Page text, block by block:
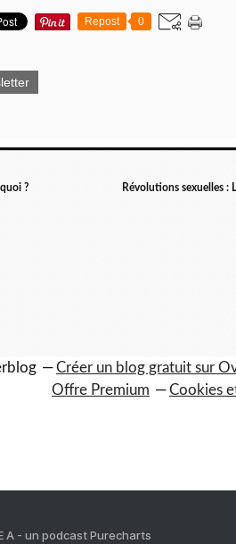
Repost 0
? Révolutions sexuelles :
Créer un blog gratuit sur
Offre Premium
Cookies
A - un podcast Purecharts